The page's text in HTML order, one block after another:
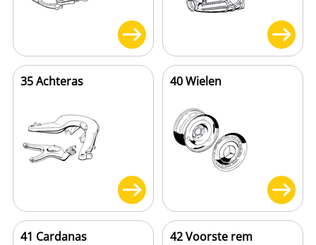
35 Achteras 40 Wielen
41 Cardanas 42 Voorste rem